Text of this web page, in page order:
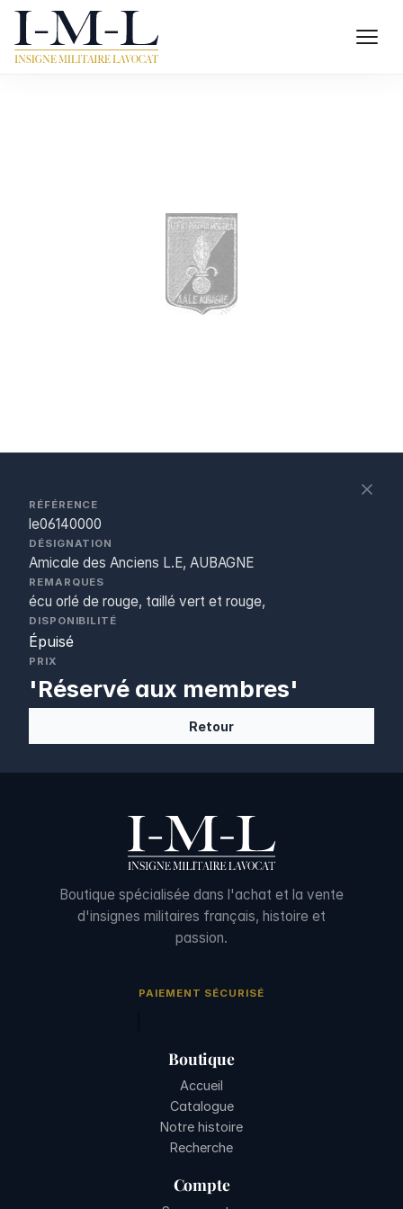
RÉFÉRENCE
le06140000
DÉSIGNATION
Amicale des Anciens L.E, AUBAGNE
REMARQUES
écu orlé de rouge, taillé vert et rouge,
DISPONIBILITÉ
Épuisé
PRIX
'Réservé aux membres'
Retour
Boutique spécialisée dans l'achat et la vente
d'insignes militaires français, histoire et
passion.
PAIEMENT SÉCURISÉ
Boutique
Accueil
Catalogue
Notre histoire
Recherche
Compte